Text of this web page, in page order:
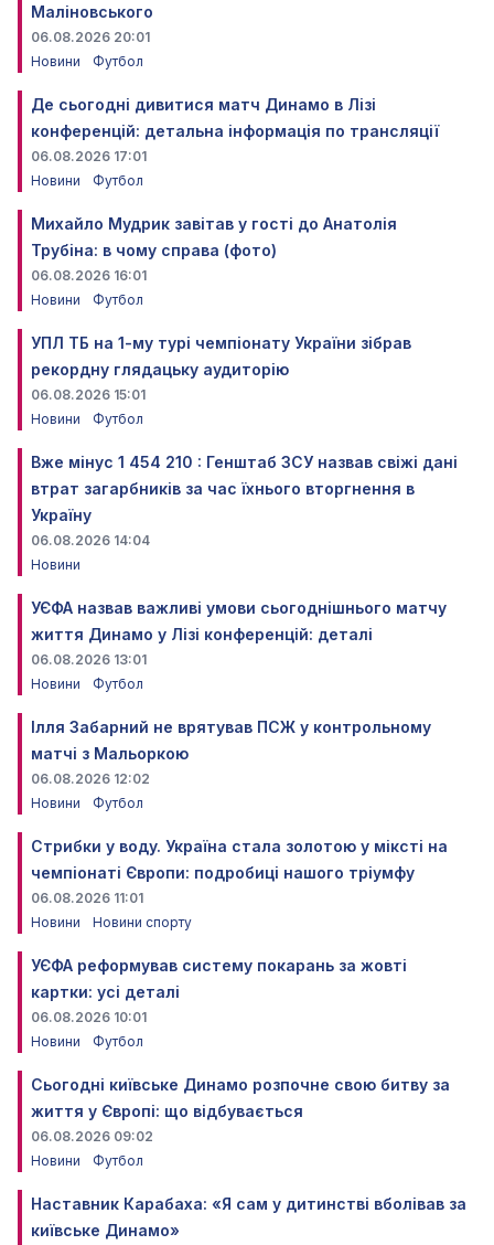
Маліновського
06.08.2026 20:01
Новини
Футбол
Де сьогодні дивитися матч Динамо в Лізі
конференцій: детальна інформація по трансляції
06.08.2026 17:01
Новини
Футбол
Михайло Мудрик завітав у гості до Анатолія
Трубіна: в чому справа (фото)
06.08.2026 16:01
Новини
Футбол
УПЛ ТБ на 1-му турі чемпіонату України зібрав
рекордну глядацьку аудиторію
06.08.2026 15:01
Новини
Футбол
Вже мінус 1 454 210 : Генштаб ЗСУ назвав свіжі дані
втрат загарбників за час їхнього вторгнення в
Україну
06.08.2026 14:04
Новини
УЄФА назвав важливі умови сьогоднішнього матчу
життя Динамо у Лізі конференцій: деталі
06.08.2026 13:01
Новини
Футбол
Ілля Забарний не врятував ПСЖ у контрольному
матчі з Мальоркою
06.08.2026 12:02
Новини
Футбол
Стрибки у воду. Україна стала золотою у міксті на
чемпіонаті Європи: подробиці нашого тріумфу
06.08.2026 11:01
Новини
Новини спорту
УЄФА реформував систему покарань за жовті
картки: усі деталі
06.08.2026 10:01
Новини
Футбол
Сьогодні київське Динамо розпочне свою битву за
життя у Європі: що відбувається
06.08.2026 09:02
Новини
Футбол
Наставник Карабаха: «Я сам у дитинстві вболівав за
київське Динамо»